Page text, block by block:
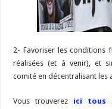
2- Favoriser les conditions
réalisées (et à venir), et
comité en décentralisant les
Vous trouverez ici tous